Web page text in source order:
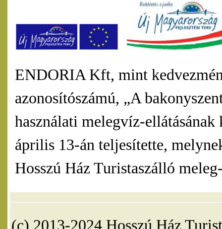
ENDORIA Kft, mint
azonosítószámú, „A
használati melegvíz-
április 13-án teljesítette,
Hosszú Ház Turistaszálló
(c) 2013-2024 Hosszú Ház